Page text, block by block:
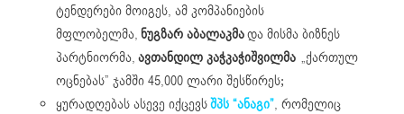
ტენდერები მოიგეს, ამ კომპანიების
მფლობელმა, ნუგზარ აბალაკმადა მისმა ბიზნეს
პარტნიორმა, ავთანდილ კაჭკაჭიშვილმა „ქართულ
ოცნებას” ჯამში 45,000 ლარი შესწირეს;
ყურადღებას ასევე იქცევსშპს “ანაგი”, რომელიც